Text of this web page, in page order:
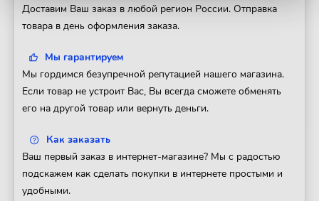
Доставим Ваш заказ в любой регион России. Отправка
товара в день оформления заказа.
Мы гарантируем
Мы гордимся безупречной репутацией нашего магазина.
Если товар не устроит Вас, Вы всегда сможете обменять
его на другой товар или вернуть деньги.
Как заказать
Ваш первый заказ в интернет-магазине? Мы с радостью
подскажем как сделать покупки в интернете простыми и
удобными.